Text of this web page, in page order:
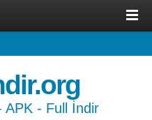
APK - Full İndir